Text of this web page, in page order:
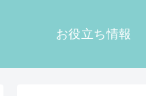
お役立ち情報